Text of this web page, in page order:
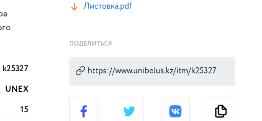
k25327
UNEX
15
Листовка.pdf
ПОДЕЛИТЬСЯ